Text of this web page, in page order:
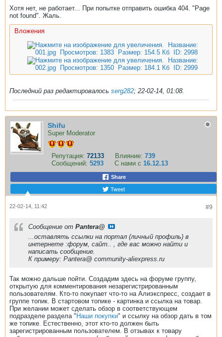
Хотя нет, не работает... При попытке отправить ошибка 404. "Page
not found". Жаль.
Вложения
Последний раз редактировалось serg282; 22-02-14, 01:08
Shifu
Super Moderator
Репутация: 72133 Влияние: 739
Сообщений: 5293 С нами с 16.12.13
Share
Tweet
#9
22-02-14, 11:42
Сообщение от Pantera@
​...оставлять ссылки на портал (личный профиль) в
интернете :форум, сайт.. , где вас можно найти и
написать сообщение.
К примеру: Pantera@ community-aliexpress.ru
Так можно дальше пойти. Создадим здесь на форуме группу,
открытую для комментирования незарегистрированным
пользователям. Кто-то покупает что-то на Алиэкспресс, создает в
группе топик. В стартовом топике - картинка и ссылка на товар.
При желании может сделать обзор в соответствующем
подразделе раздела "Наши покупки" и ссылку на обзор дать в том
же топике. Естественно, этот кто-то должен быть
зарегистрированным пользователем. В отзывах к товару